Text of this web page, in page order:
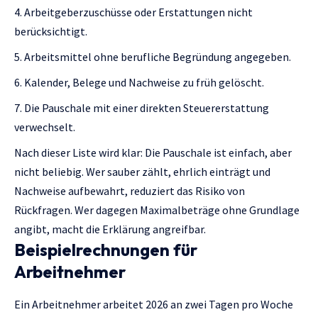
Arbeitgeberzuschüsse oder Erstattungen nicht
berücksichtigt.
Arbeitsmittel ohne berufliche Begründung angegeben.
Kalender, Belege und Nachweise zu früh gelöscht.
Die Pauschale mit einer direkten Steuererstattung
verwechselt.
Nach dieser Liste wird klar: Die Pauschale ist einfach, aber
nicht beliebig. Wer sauber zählt, ehrlich einträgt und
Nachweise aufbewahrt, reduziert das Risiko von
Rückfragen. Wer dagegen Maximalbeträge ohne Grundlage
angibt, macht die Erklärung angreifbar.
Beispielrechnungen für
Arbeitnehmer
Ein Arbeitnehmer arbeitet 2026 an zwei Tagen pro Woche